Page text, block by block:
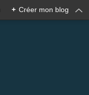
+ Créer mon blog